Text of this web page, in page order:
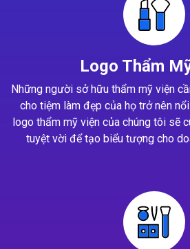
Logo Thẩm
Những người sở hữu thẩm mỹ viện
cho tiệm làm đẹp của họ trở nên
logo thẩm mỹ viện của chúng tôi sẽ
tuyệt vời để tạo biểu tượng cho